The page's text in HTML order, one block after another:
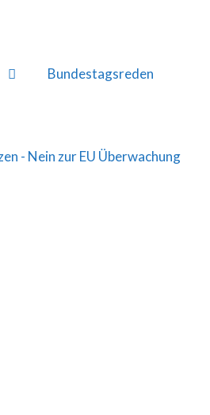
Bundestagsreden